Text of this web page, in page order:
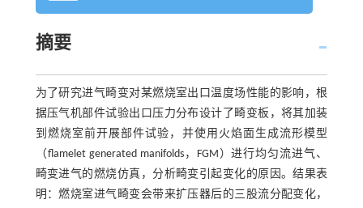
摘要
为了研究进气畸变对某燃烧室出口温度场性能的影响，根
据压气机部件试验出口压力分布设计了畸变板，将其加装
到燃烧室前开展部件试验，并使用火焰面生成流形模型
（flamelet generated manifolds，FGM）进行均匀流进气、
畸变进气的燃烧仿真，分析畸变引起变化的原因。结果表
明：燃烧室进气畸变会带来扩压器后的三股流分配变化，